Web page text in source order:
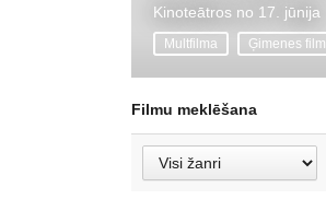
Kinoteātros no 17. jūnija
Multfilma Ģimenes
Filmu meklēšana